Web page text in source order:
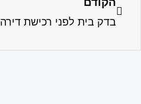
בדק בית לפני רכישת דירה